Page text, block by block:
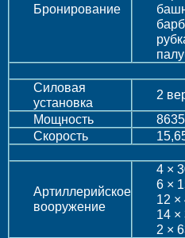
Бронирование
Силовая
установка
2
Мощность
Скорость
Артиллерийское
вооружение
4 ×
6 ×
12 ×
14 ×
2 ×